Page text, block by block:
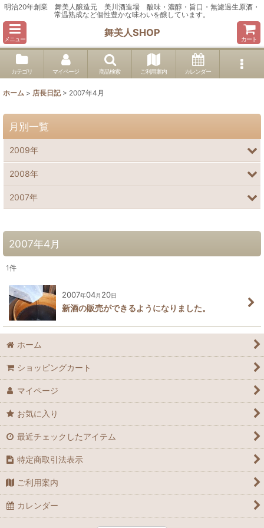
明治20年創業 舞美人醸造元 美川酒造場 酸味・濃醇・旨口・無濾過生原酒・
常温熟成など個性豊かな味わいを醸しています。
メニュー
舞美人SHOP
カート
カテゴリ マイページ 商品検索 ご利用案内 カレンダー
ホーム > 店長日記 > 2007年4月
2007年4月
1件
2007年04月 20日
新酒の販売ができるようになりました。
月別一覧
2009年
2008年
2007年
ホーム
ショッピングカート
マイページ
お気に入り
最近チェックしたアイテム
特定商取引法表示
ご利用案内
カレンダー